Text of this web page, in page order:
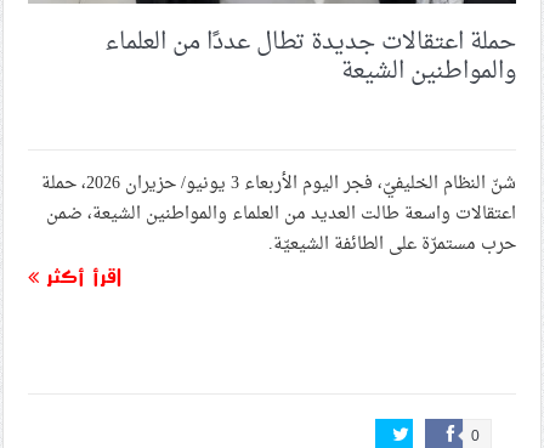
حملة اعتقالات جديدة تطال عددًا من العلماء
والمواطنين الشيعة
شنّ النظام الخليفيّ، فجر اليوم الأربعاء 3 يونيو/ حزيران 2026، حملة
اعتقالات واسعة طالت العديد من العلماء والمواطنين الشيعة، ضمن
حرب مستمرّة على الطائفة الشيعيّة.
اقرأ أكثر
0